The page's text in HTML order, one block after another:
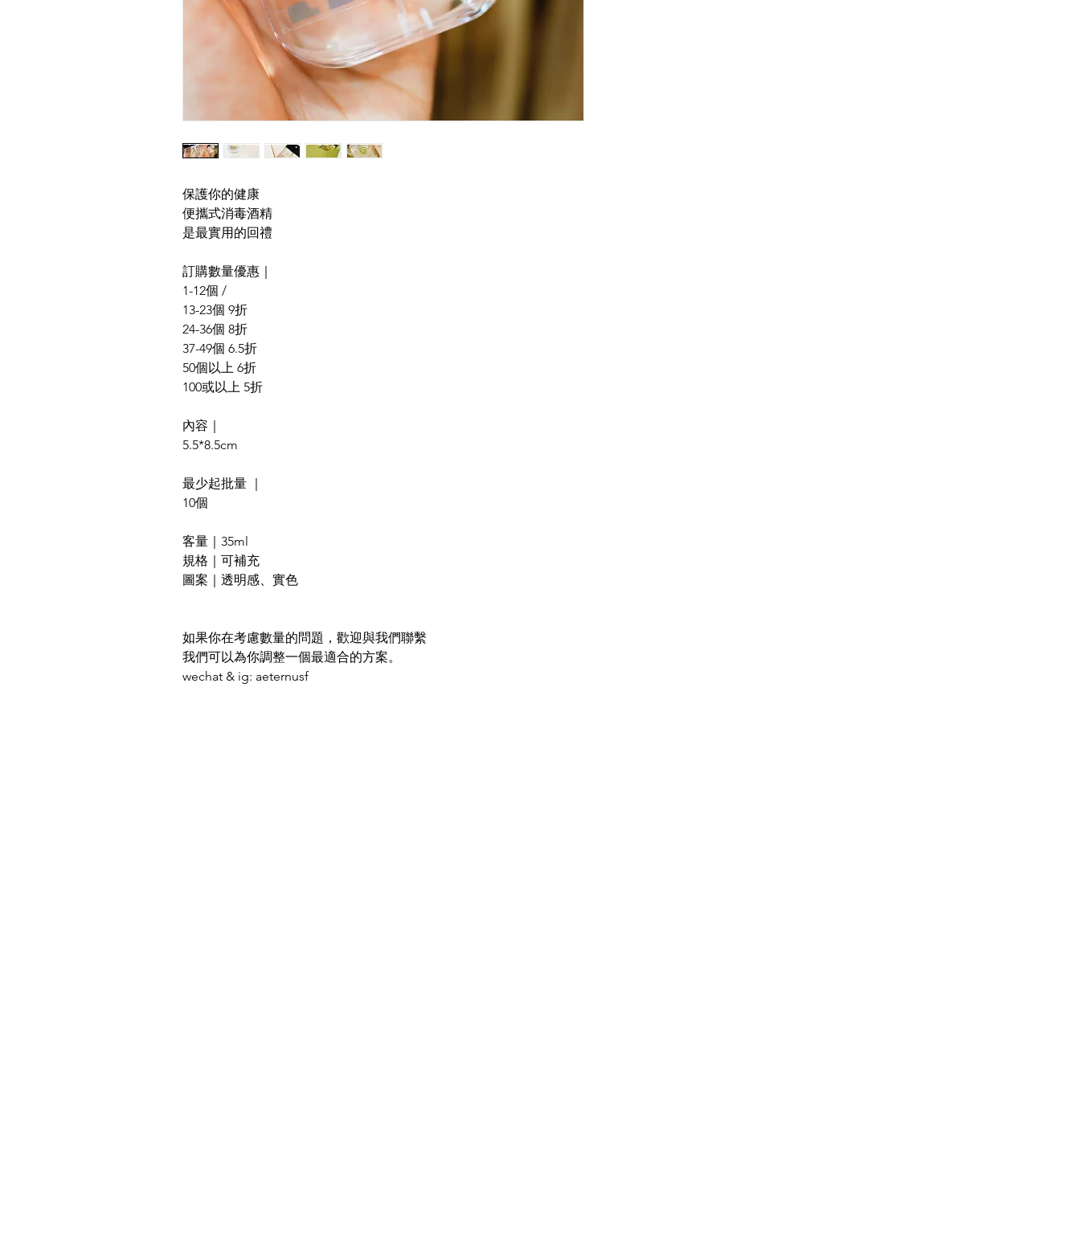
保護你的健康
便攜式消毒酒精
是最實用的回禮
訂購數量優惠｜
1-12個 /
13-23個 9折
24-36個 8折
37-49個 6.5折
50個以上 6折
100或以上 5折
內容｜
5.5*8.5cm
最少起批量 ｜
10個
客量｜35ml
規格｜可補充
圖案｜透明感、實色
如果你在考慮數量的問題，歡迎與我們聯繫
我們可以為你調整一個最適合的方案。
wechat & ig: aeternusf